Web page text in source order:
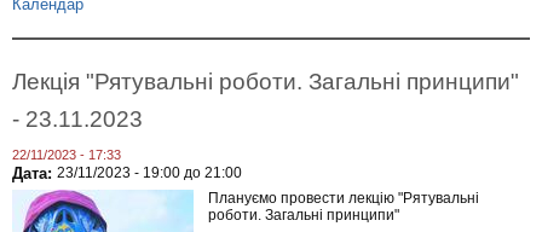
Календар
Лекція "Рятувальні роботи. Загальні принципи"
- 23.11.2023
22/11/2023 - 17:33
Дата: 23/11/2023 - 19:00 до 21:00
Плануємо провести лекцію "Рятувальні
роботи. Загальні принципи"